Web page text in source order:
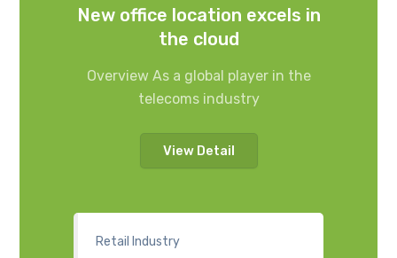
Retail Industry
New office location excels in
the cloud
Overview As a global player in the
telecoms industry
View Detail